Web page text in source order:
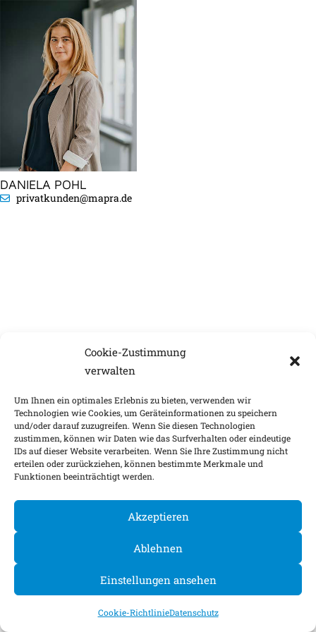
Cookie-Zustimmung
verwalten
Um Ihnen ein optimales Erlebnis zu bieten, verwenden wir
Technologien wie Cookies, um Geräteinformationen zu speichern
und/oder darauf zuzugreifen. Wenn Sie diesen Technologien
zustimmen, können wir Daten wie das Surfverhalten oder eindeutige
IDs auf dieser Website verarbeiten. Wenn Sie Ihre Zustimmung nicht
erteilen oder zurückziehen, können bestimmte Merkmale und
Funktionen beeinträchtigt werden.
Akzeptieren
Ablehnen
Einstellungen ansehen
Cookie-RichtlinieDatenschutz
DANIELA POHL
privatkunden@mapra.de